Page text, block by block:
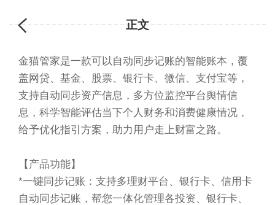
正文
金猫管家是一款可以自动同步记账的智能账本，覆
盖网贷、基金、股票、银行卡、微信、支付宝等，
支持自动同步资产信息，多方位监控平台舆情信
息，科学智能评估当下个人财务和消费健康情况，
给予优化指引方案，助力用户走上财富之路。
【产品功能】
*一键同步记账：支持多理财平台、银行卡、信用卡
自动同步记账，帮您一体化管理各投资、银行卡、